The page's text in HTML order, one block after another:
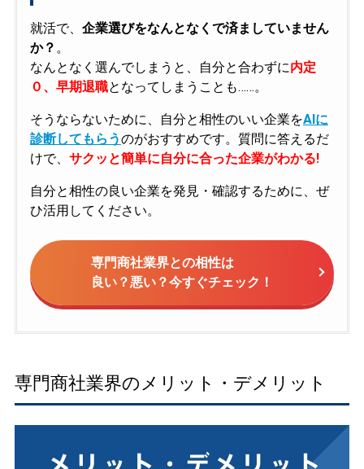
就活で、 企業選びをなんとなくで済ましていません
か？ 。
なんとなく選んでしまうと、自分と合わずに内定
０、早期退職となってしまうことも……。
そうならないために、自分と相性のいい企業をAIに
診断してもらうのがおすすめです。質問に答えるだ
けで、 サクッと簡単に自分に合った企業がわかる!
自分と相性の良い企業を発見・確認するために、ぜ
ひ活用してください。
専門商社業界との相性は
良い？悪い？今すぐチェック！
専門商社業界のメリット・デメリット